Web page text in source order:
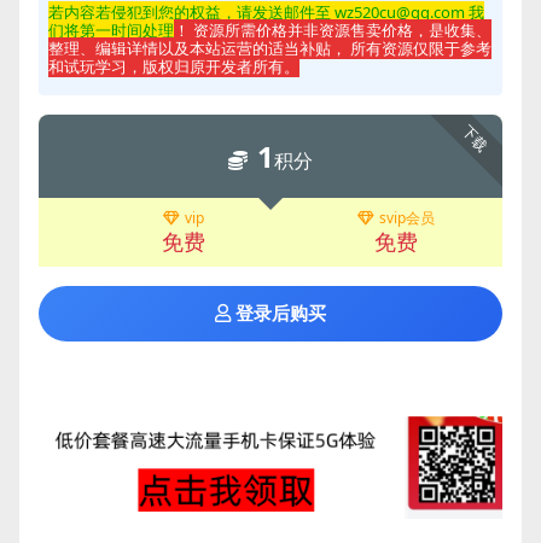
若内容若侵犯到您的权益，请发送邮件至 wz520cu@qq.com 我
们将第一时间处理 ！ 资源所需价格并非资源售卖价格，是收集、
整理、编辑详情以及本站运营的适当补贴， 所有资源仅限于参考
和试玩学习，版权归原开发者所有。
下载
1积分
vip
免费
svip会员
免费
登录后购买